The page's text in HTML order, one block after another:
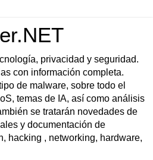
privacidad y seguridad.
con información completa.
de malware, sobre todo el
temas de IA, así como análisis
se tratarán novedades de
y documentación de
hacking , networking, hardware,